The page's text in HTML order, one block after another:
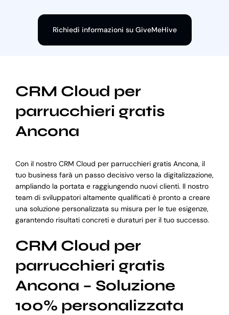
Richiedi informazioni su GiveMeHive
CRM Cloud per
parrucchieri gratis
Ancona
Con il nostro CRM Cloud per parrucchieri gratis Ancona, il
tuo business farà un passo decisivo verso la digitalizzazione,
ampliando la portata e raggiungendo nuovi clienti. Il nostro
team di sviluppatori altamente qualificati è pronto a creare
una soluzione personalizzata su misura per le tue esigenze,
garantendo risultati concreti e duraturi per il tuo successo.
CRM Cloud per
parrucchieri gratis
Ancona – Soluzione
100% personalizzata